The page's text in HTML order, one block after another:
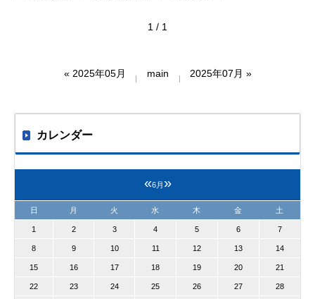
1 / 1
« 2025年05月 main 2025年07月 »
カレンダー
«6月 »
日 月 火 水 木 金 土
1 2 3 4 5 6 7
8 9 10 11 12 13 14
15 16 17 18 19 20 21
22 23 24 25 26 27 28